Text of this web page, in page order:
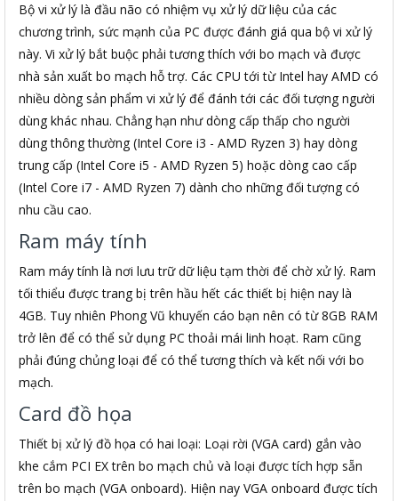
Bộ vi xử lý là đầu não có nhiệm vụ xử lý dữ liệu của các
chương trình, sức mạnh của PC được đánh giá qua bộ vi xử lý
này. Vi xử lý bắt buộc phải tương thích với bo mạch và được
nhà sản xuất bo mạch hỗ trợ. Các CPU tới từ Intel hay AMD có
nhiều dòng sản phẩm vi xử lý để đánh tới các đối tượng người
dùng khác nhau. Chẳng hạn như dòng cấp thấp cho người
dùng thông thường (Intel Core i3 - AMD Ryzen 3) hay dòng
trung cấp (Intel Core i5 - AMD Ryzen 5) hoặc dòng cao cấp
(Intel Core i7 - AMD Ryzen 7) dành cho những đối tượng có
nhu cầu cao.
Ram máy tính
Ram máy tính là nơi lưu trữ dữ liệu tạm thời để chờ xử lý. Ram
tối thiểu được trang bị trên hầu hết các thiết bị hiện nay là
4GB. Tuy nhiên Phong Vũ khuyến cáo bạn nên có từ 8GB RAM
trở lên để có thể sử dụng PC thoải mái linh hoạt. Ram cũng
phải đúng chủng loại để có thể tương thích và kết nối với bo
mạch.
Card đồ họa
Thiết bị xử lý đồ họa có hai loại: Loại rời (VGA card) gắn vào
khe cắm PCI EX trên bo mạch chủ và loại được tích hợp sẵn
trên bo mạch (VGA onboard). Hiện nay VGA onboard được tích